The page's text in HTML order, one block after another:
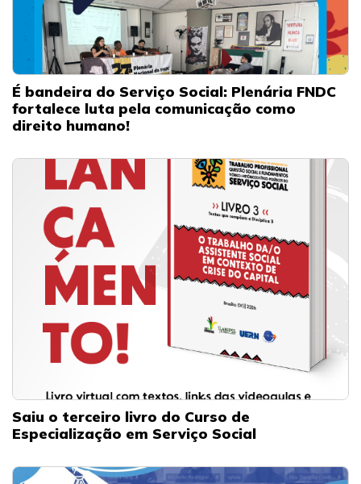
É bandeira do Serviço Social: Plenária FNDC
fortalece luta pela comunicação como
direito humano!
Saiu o terceiro livro do Curso de
Especialização em Serviço Social